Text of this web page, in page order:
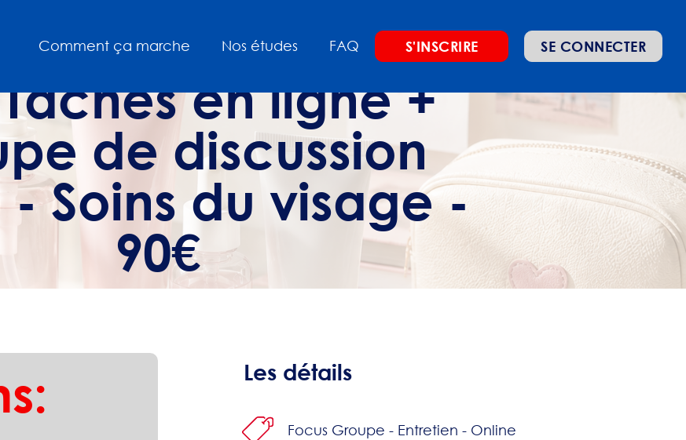
Comment ça marche Nos études FAQ S'INSCRIRE SE CONNECTER
en ligne +
de discussion
- Soins du visage -
90€
Les détails
Focus Groupe - Entretien - Online